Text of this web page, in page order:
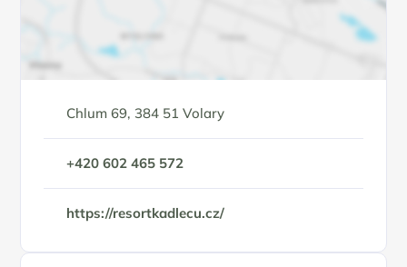
Chlum 69, 384 51 Volary
+420 602 465 572
https://resortkadlecu.cz/